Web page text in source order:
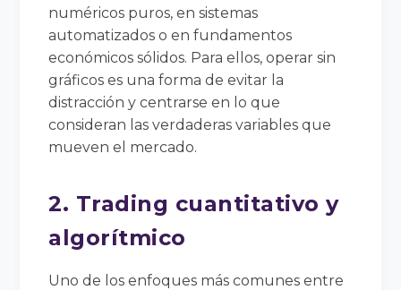
numéricos puros, en sistemas
automatizados o en fundamentos
económicos sólidos. Para ellos, operar sin
gráficos es una forma de evitar la
distracción y centrarse en lo que
consideran las verdaderas variables que
mueven el mercado.
2. Trading cuantitativo y
algorítmico
Uno de los enfoques más comunes entre